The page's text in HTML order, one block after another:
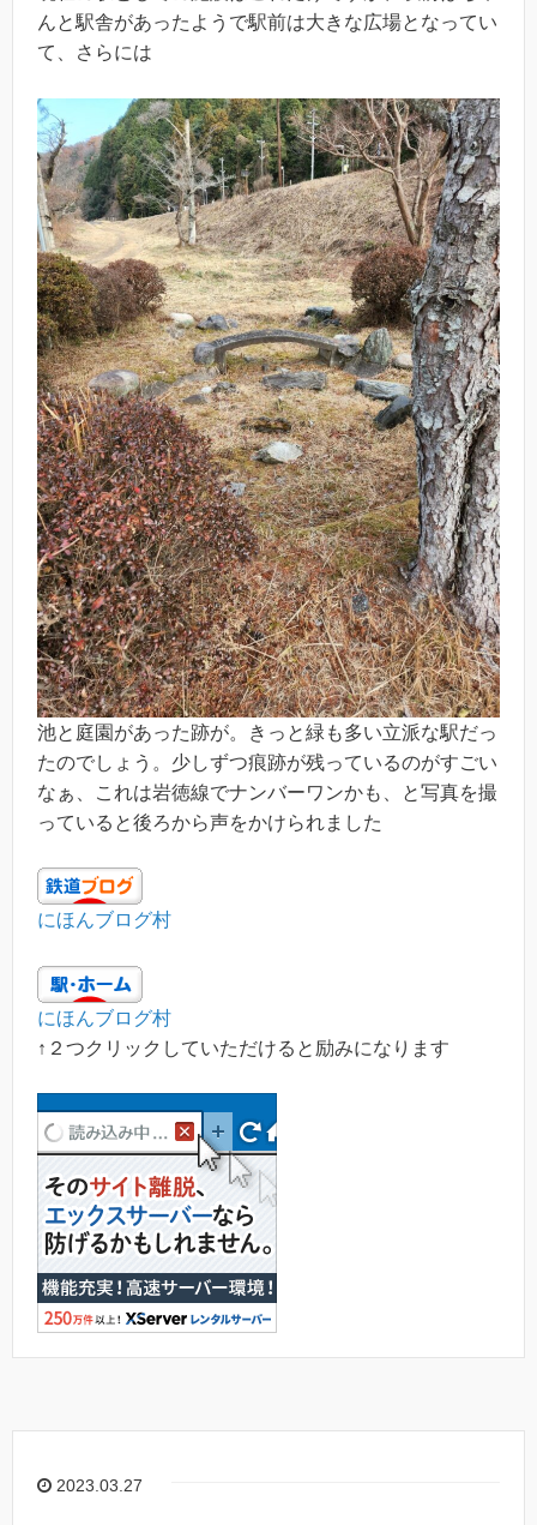
んと駅舎があったようで駅前は大きな広場となってい
て、さらには
池と庭園があった跡が。きっと緑も多い立派な駅だっ
たのでしょう。少しずつ痕跡が残っているのがすごい
なぁ、これは岩徳線でナンバーワンかも、と写真を撮
っていると後ろから声をかけられました
にほんブログ村
にほんブログ村
↑２つクリックしていただけると励みになります
2023.03.27